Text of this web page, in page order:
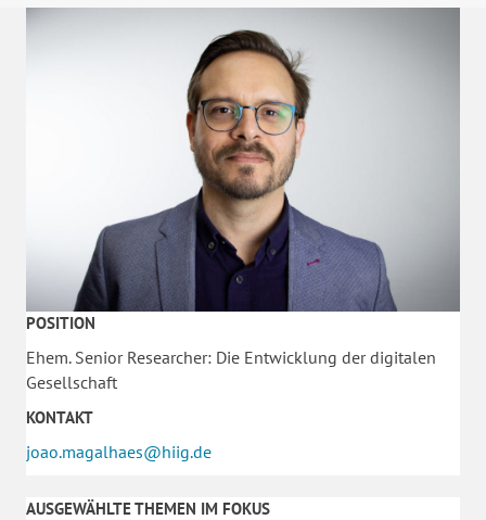
POSITION
Ehem. Senior Researcher: Die Entwicklung der digitalen
Gesellschaft
KONTAKT
joao.magalhaes@hiig.de
AUSGEWÄHLTE THEMEN IM FOKUS